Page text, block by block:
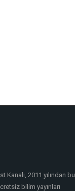
Kanalı, 2011 yılından bu
bilim yayınları